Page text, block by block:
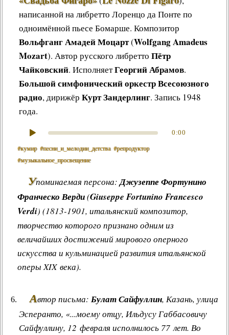
написанной на либретто Лоренцо да Понте по
одноимённой пьесе Бомарше. Композитор
Вольфганг Амадей Моцарт(Wolfgang Amadeus
Mozart). Автор русского либретто Пётр
Чайковский. ИсполняетГеоргий Абрамов.
Большой симфонический оркестр Всесоюзного
радио, дирижёр Курт Зандерлинг. Запись 1948
года.
0:00
#кумир #пeсни_и_мeлoдии_дeтствa #репродуктор
#музыкальное_просвещение
Упоминаемая персона:Джузеппе Фортунино
Франческо Верди(Giuseppe Fortunino Francesco
Verdi) (1813-1901, итальянский композитор,
творчество которого признано одним из
величайших достижений мирового оперного
искусства и кульминацией развития итальянской
оперы XIX века).
Автор письма: Булат Сайфуллин, Казань, улица
Эсперанто, «...моему отцу, Ильдусу Габбасовичу
Сайфуллину, 12 февраля исполнилось 77 лет. Во